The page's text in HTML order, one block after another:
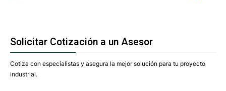
Solicitar Cotización a un Asesor
Cotiza con especialistas y asegura la mejor solución para tu proyecto
industrial.